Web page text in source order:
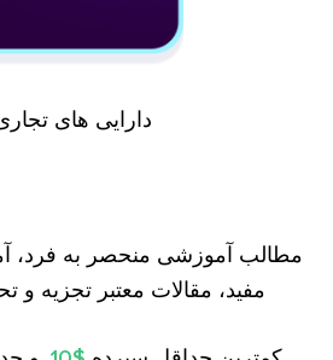
دارایی های
مطالب آموزشی منحصر به فرد،
مفید، مقالات معتبر تجزیه و